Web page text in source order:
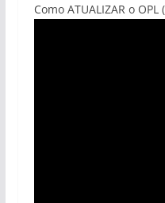
Como ATUALIZAR o